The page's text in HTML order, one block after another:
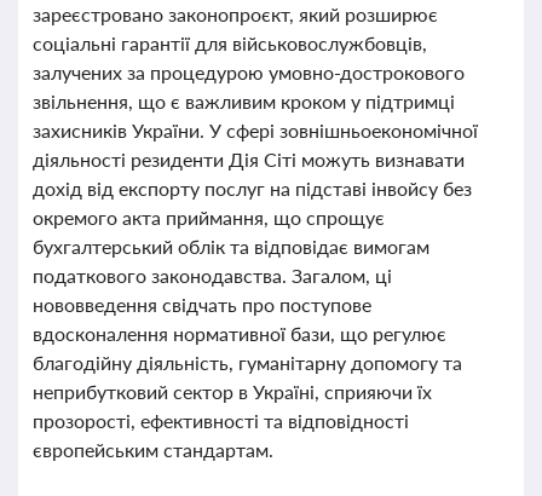
зареєстровано законопроєкт, який розширює
соціальні гарантії для військовослужбовців,
залучених за процедурою умовно-дострокового
звільнення, що є важливим кроком у підтримці
захисників України. У сфері зовнішньоекономічної
діяльності резиденти Дія Сіті можуть визнавати
дохід від експорту послуг на підставі інвойсу без
окремого акта приймання, що спрощує
бухгалтерський облік та відповідає вимогам
податкового законодавства. Загалом, ці
нововведення свідчать про поступове
вдосконалення нормативної бази, що регулює
благодійну діяльність, гуманітарну допомогу та
неприбутковий сектор в Україні, сприяючи їх
прозорості, ефективності та відповідності
європейським стандартам.